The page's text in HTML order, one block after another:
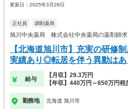
更新日：2025年3月28日
正社員 調剤薬局
旭川中央薬局 株式会社中央薬局の薬剤師求
【北海道旭川市】充実の研修
実績あり◎転居を伴う異動はあ
給与
【月収】29.3万円
【年収】440万円～650万円程
勤務地 北海道 旭川市